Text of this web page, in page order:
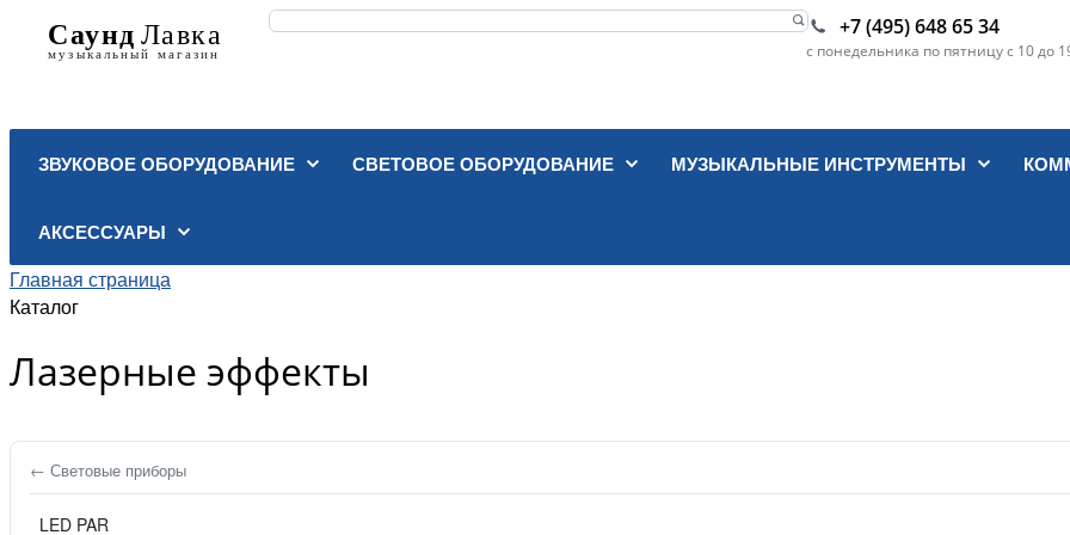
+7 (495) 648 65 34
с понедельника по пятницу с 10 до
ЗВУКОВОЕ ОБОРУДОВАНИЕ СВЕТОВОЕ ОБОРУДОВАНИЕ МУЗЫКАЛЬНЫЕ ИНСТРУМЕНТЫ
АКСЕССУАРЫ
Главная страница
Каталог
Лазерные эффекты
← Световые приборы
LED PAR